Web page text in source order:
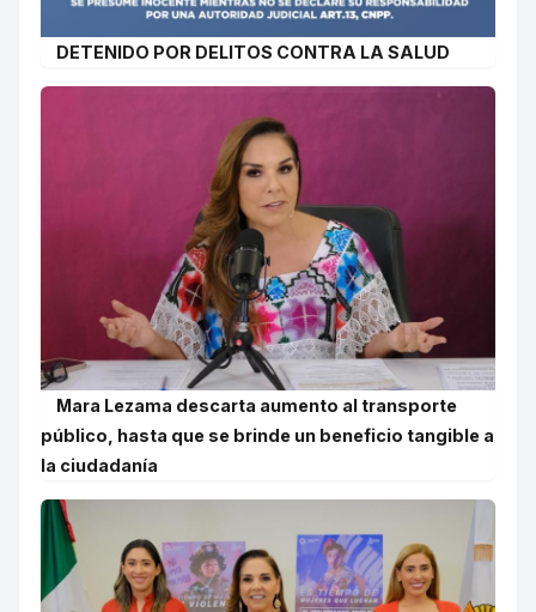
DETENIDO POR DELITOS CONTRA LA SALUD
Mara Lezama descarta aumento al transporte
público, hasta que se brinde un beneficio tangible a
la ciudadanía